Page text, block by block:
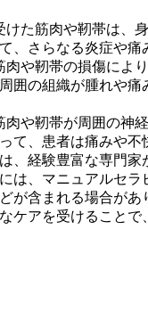
けた筋肉や靭帯は、
、さらなる炎症や痛
肉や靭帯の損傷によ
囲の組織が腫れや
肉や靭帯が周囲の神
て、患者は痛みや不
、経験豊富な専門
は、マニュアルセ
が含まれる場合があ
ケアを受けること